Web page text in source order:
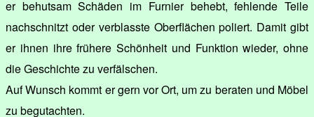
er behutsam Schäden im Furnier behebt, fehlende Teile
nachschnitzt oder verblasste Oberflächen poliert. Damit gibt
er ihnen ihre frühere Schönheit und Funktion wieder, ohne
die Geschichte zu verfälschen.
Auf Wunsch kommt er gern vor Ort, um zu beraten und Möbel
zu begutachten.